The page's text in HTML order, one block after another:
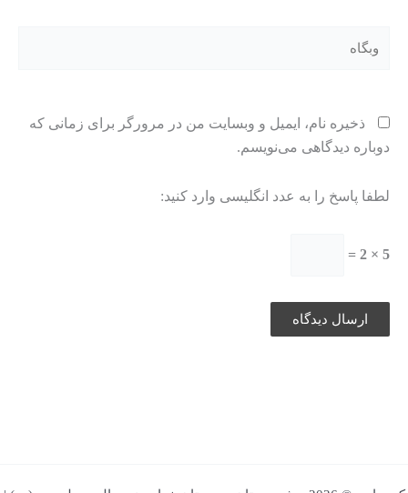
ذخیره نام، ایمیل و وبسایت من در مرورگر برای زمانی که
دوباره دیدگاهی می‌نویسم.
لطفا پاسخ را به عدد انگلیسی وارد کنید:
5 × 2 =